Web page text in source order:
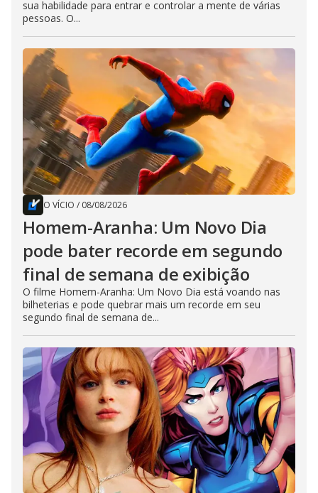
sua habilidade para entrar e controlar a mente de várias
pessoas. O...
O VÍCIO / 08/08/2026
Homem-Aranha: Um Novo Dia
pode bater recorde em segundo
final de semana de exibição
O filme Homem-Aranha: Um Novo Dia está voando nas
bilheterias e pode quebrar mais um recorde em seu
segundo final de semana de...